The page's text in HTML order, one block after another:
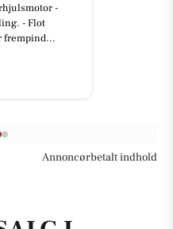
-
- Flot
frempind...
Annoncørbetalt indhold